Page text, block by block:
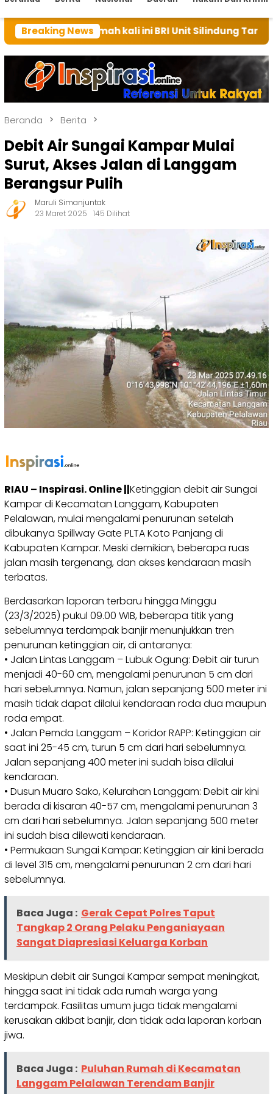
Breaking News
kali ini BRI Unit Silindung Tarutung Ingatkan
Beranda Berita
Debit Air Sungai Kampar Mulai
Surut, Akses Jalan di Langgam
Berangsur Pulih
Maruli Simanjuntak
23 Maret 2025
145 Dilihat
RIAU – Inspirasi. Online ||Ketinggian debit air Sungai
Kampar di Kecamatan Langgam, Kabupaten
Pelalawan, mulai mengalami penurunan setelah
dibukanya Spillway Gate PLTA Koto Panjang di
Kabupaten Kampar. Meski demikian, beberapa ruas
jalan masih tergenang, dan akses kendaraan masih
terbatas.
Berdasarkan laporan terbaru hingga Minggu
(23/3/2025) pukul 09.00 WIB, beberapa titik yang
sebelumnya terdampak banjir menunjukkan tren
penurunan ketinggian air, di antaranya:
• Jalan Lintas Langgam – Lubuk Ogung: Debit air turun
menjadi 40-60 cm, mengalami penurunan 5 cm dari
hari sebelumnya. Namun, jalan sepanjang 500 meter ini
masih tidak dapat dilalui kendaraan roda dua maupun
roda empat.
• Jalan Pemda Langgam – Koridor RAPP: Ketinggian air
saat ini 25-45 cm, turun 5 cm dari hari sebelumnya.
Jalan sepanjang 400 meter ini sudah bisa dilalui
kendaraan.
• Dusun Muaro Sako, Kelurahan Langgam: Debit air kini
berada di kisaran 40-57 cm, mengalami penurunan 3
cm dari hari sebelumnya. Jalan sepanjang 500 meter
ini sudah bisa dilewati kendaraan.
• Permukaan Sungai Kampar: Ketinggian air kini berada
di level 315 cm, mengalami penurunan 2 cm dari hari
sebelumnya.
Baca Juga : Gerak Cepat Polres Taput
Tangkap 2 Orang Pelaku Penganiayaan
Sangat Diapresiasi Keluarga Korban
Meskipun debit air Sungai Kampar sempat meningkat,
hingga saat ini tidak ada rumah warga yang
terdampak. Fasilitas umum juga tidak mengalami
kerusakan akibat banjir, dan tidak ada laporan korban
jiwa.
Baca Juga : Puluhan Rumah di Kecamatan
Langgam Pelalawan Terendam Banjir